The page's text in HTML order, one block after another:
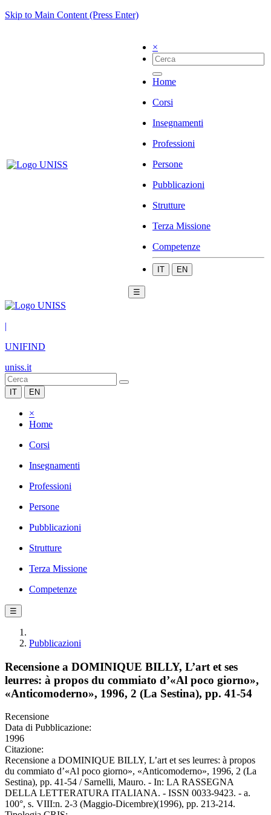
Skip to Main Content (Press Enter)
×
Home
Corsi
Insegnamenti
Professioni
Persone
Pubblicazioni
Strutture
Terza Missione
Competenze
IT EN
☰
|
UNIFIND
uniss.it
IT EN
×
Home
Corsi
Insegnamenti
Professioni
Persone
Pubblicazioni
Strutture
Terza Missione
Competenze
☰
Pubblicazioni
Recensione a DOMINIQUE BILLY, L’art et ses
leurres: à propos du commiato d’«Al poco giorno»,
«Anticomoderno», 1996, 2 (La Sestina), pp. 41-54
Recensione
Data di Pubblicazione:
1996
Citazione:
Recensione a DOMINIQUE BILLY, L’art et ses leurres: à propos
du commiato d’«Al poco giorno», «Anticomoderno», 1996, 2 (La
Sestina), pp. 41-54 / Sarnelli, Mauro. - In: LA RASSEGNA
DELLA LETTERATURA ITALIANA. - ISSN 0033-9423. - a.
100°, s. VIII:n. 2-3 (Maggio-Dicembre)(1996), pp. 213-214.